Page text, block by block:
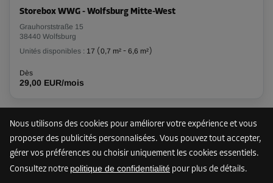
Nous utilisons des cookies pour améliorer votre expérience et vous
proposer des publicités personnalisées. Vous pouvez tout accepter,
gérer vos préférences ou choisir uniquement les cookies essentiels.
Consultez notre politique de confidentialité pour plus de détails.
Long:1,8 m Larg:1,2m Haut:2,8 m
Dès
77,00 EUR/mois
Surface: 2,3 m²
Volume: 6,4 m³
Long: 1,9m Larg:1,2m Haut:2,8m
Dès
Storebox WWG - Wolfsburg Mitte-West
Grauhorststraße 15
38440 Wolfsburg
Unités disponibles : 17 (0,7 m² - 6,6 m²)
Dès
29,00 EUR/mois